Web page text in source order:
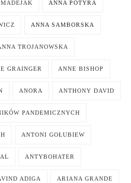
ANNA POTYRA
ANNA SAMBORSKA
TROJANOWSKA
GRAINGER ANNE BISHOP
ANORA ANTHONY DAVID
PANDEMICZNYCH
ANTONI GOŁUBIEW
ANTYBOHATER
ADIGA ARIANA GRANDE